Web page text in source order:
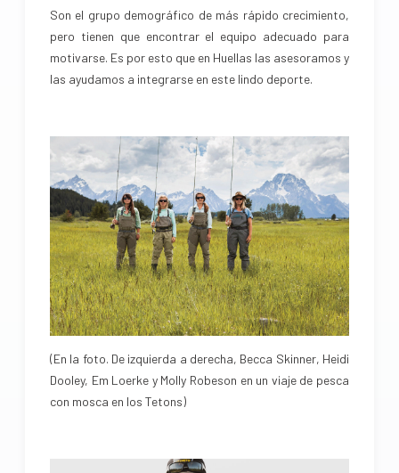
Son el grupo demográfico de más rápido crecimiento,
pero tienen que encontrar el equipo adecuado para
motivarse. Es por esto que en Huellas las asesoramos y
las ayudamos a integrarse en este lindo deporte.
(En la foto. De izquierda a derecha, Becca Skinner, Heidi
Dooley, Em Loerke y Molly Robeson en un viaje de pesca
con mosca en los Tetons)